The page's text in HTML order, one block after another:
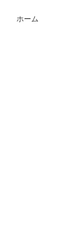
ホーム